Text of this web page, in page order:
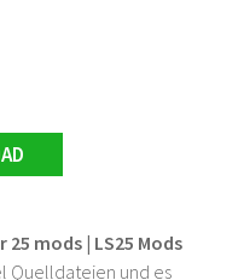
mods | LS25 Mods
Quelldateien und es